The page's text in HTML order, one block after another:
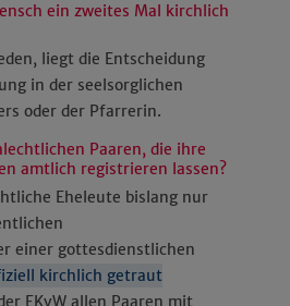
ein zweites Mal kirchlich
liegt die Entscheidung
in der seelsorglichen
oder der Pfarrerin.
Paaren, die ihre
amtlich registrieren lassen?
Eheleute bislang nur
einer gottesdienstlichen
kirchlich getraut
EKvW allen Paaren mit